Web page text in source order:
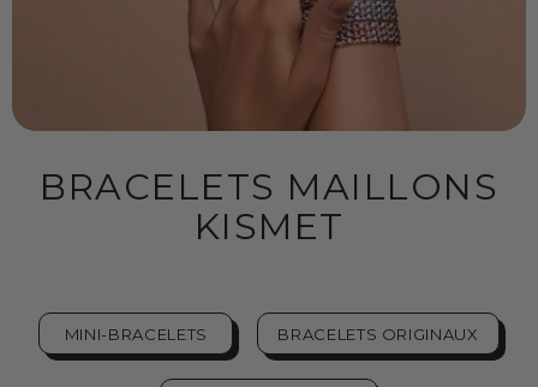
BRACELETS MAILLONS
KISMET
MINI-BRACELETS BRACELETS ORIGINAUX